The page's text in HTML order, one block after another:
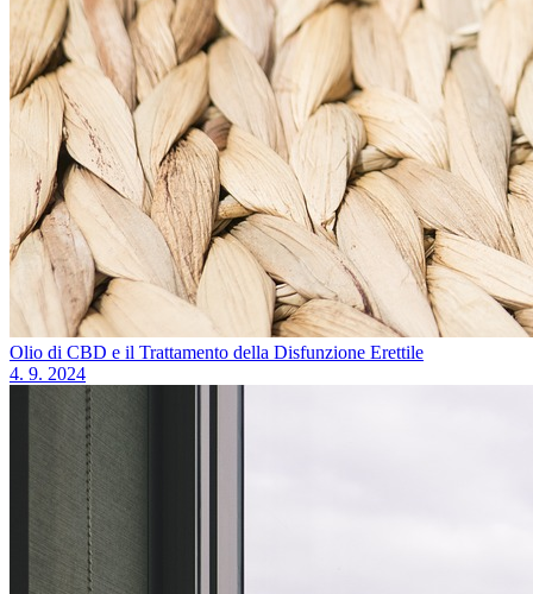
Olio di CBD e il Trattamento della Disfunzione Erettile
4. 9. 2024